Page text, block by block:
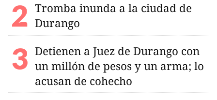
Tromba inunda a la ciudad de
Durango
Detienen a Juez de Durango con
un millón de pesos y un arma; lo
acusan de cohecho